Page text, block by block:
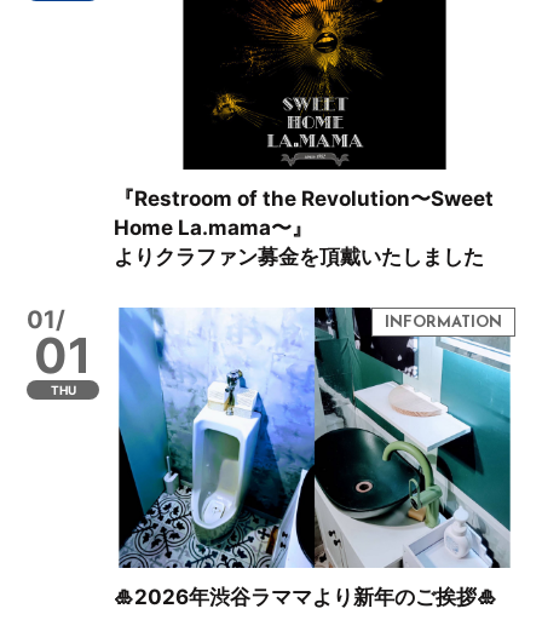
『Restroom of the Revolution〜Sweet
Home La.mama〜』
よりクラファン募金を頂戴いたしました
01/
01
THU
🎍2026年渋谷ラママより新年のご挨拶🎍